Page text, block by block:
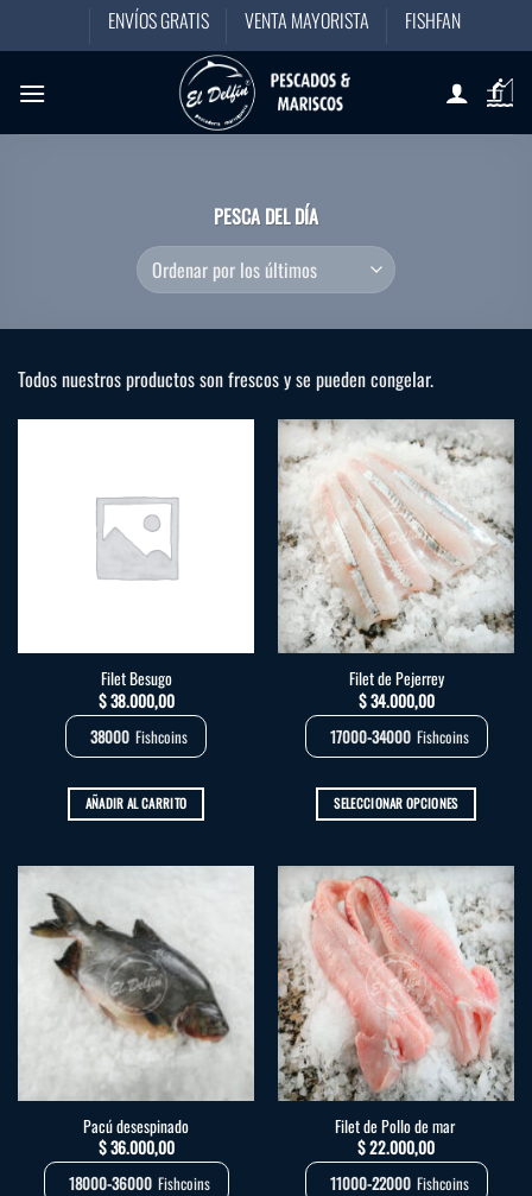
ENVÍOS GRATIS VENTA MAYORISTA FISHFAN
PESCA DEL DÍA
Todos nuestros productos son frescos y se pueden congelar.
Filet Besugo
$38.000,00
38000 Fishcoins
AÑADIR AL CARRITO
Filet de Pejerrey
$34.000,00
17000-34000 Fishcoins
SELECCIONAR OPCIONES
tiene
múltiples
variantes.
Las
opciones
se
pueden
elegir
en
la
página
de
producto
Pacú desespinado
$36.000,00
18000-36000 Fishcoins
Filet de Pollo de mar
$22.000,00
11000-22000 Fishcoins